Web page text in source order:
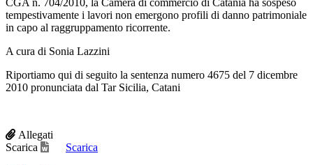
tempestivamente i lavori non emergono profili di danno patrimoniale
in capo al raggruppamento ricorrente.
A cura di Sonia Lazzini
Riportiamo qui di seguito la sentenza numero 4675 del 7 dicembre
2010 pronunciata dal Tar Sicilia, Catani
Allegati
Scarica
Scarica